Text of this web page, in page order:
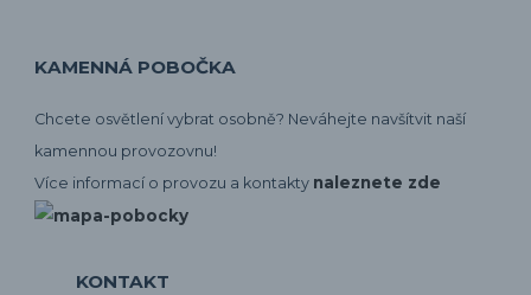
KAMENNÁ POBOČKA
Chcete osvětlení vybrat osobně? Neváhejte navšítvit naší
kamennou provozovnu!
Více informací o provozu a kontakty naleznete zde
KONTAKT